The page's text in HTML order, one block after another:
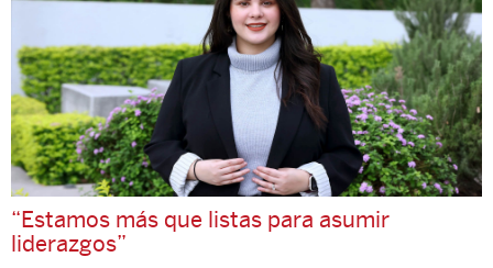
“Estamos más que listas para asumir
liderazgos”